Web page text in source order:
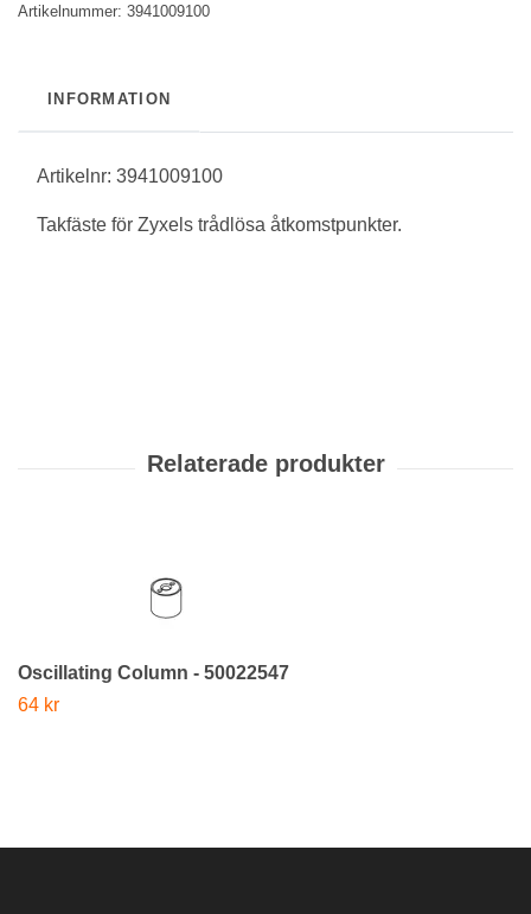
Artikelnummer: 3941009100
INFORMATION
Artikelnr: 3941009100
Takfäste för Zyxels trådlösa åtkomstpunkter.
Oscillating Column - 50022547
64 kr